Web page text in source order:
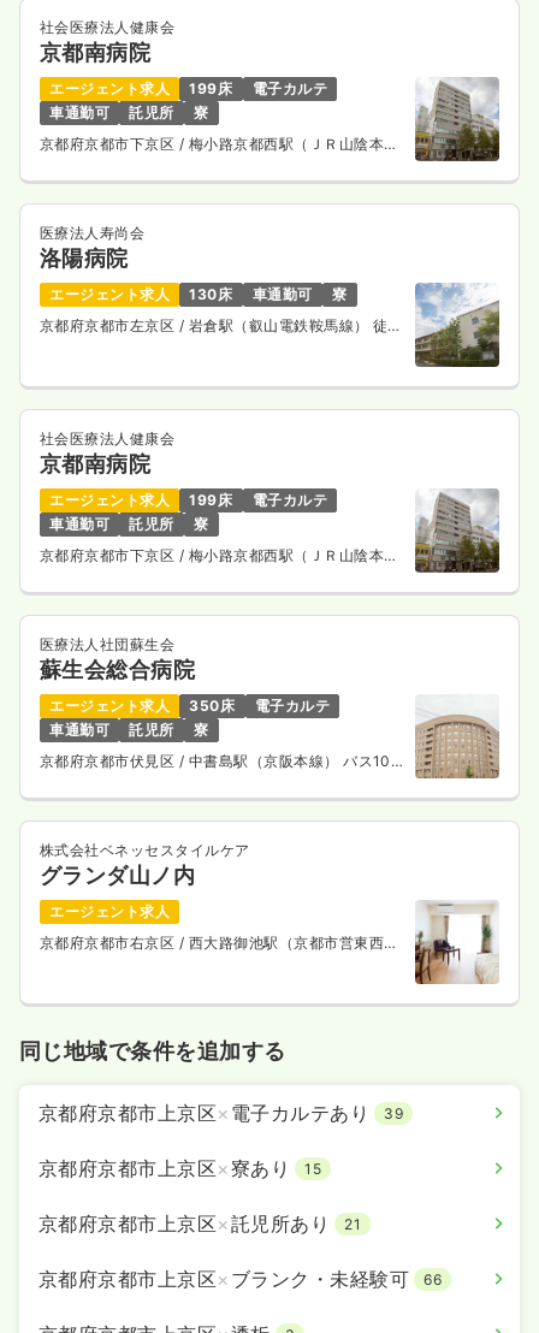
検診・健診保健師 一般病院
日勤のみ（常勤） 一時募集休止
給与 25.7
時間 8:30～17:00
月給27万円以上可
気になる 詳細を見る
訪問看護 正看護師
日勤のみ（常勤） 一時募集休止
給与 お問い合わせください
時間 8:30～17:00
社会医療法人健康会
京都南病院
エージェント求人 199床
電子カルテ
車通勤可
託児所
寮
京都府京都市下京区 / 梅小路京都西駅（ＪＲ山陰本
医療法人寿尚会
洛陽病院
エージェント求人 130床 車通勤可
寮
京都府京都市左京区 / 岩倉駅（叡山電鉄鞍馬線） 徒歩
社会医療法人健康会
京都南病院
エージェント求人 199床
電子カルテ
車通勤可
託児所
寮
京都府京都市下京区 / 梅小路京都西駅（ＪＲ山陰本
医療法人社団蘇生会
蘇生会総合病院
エージェント求人 350床
電子カルテ
車通勤可
託児所
寮
京都府京都市伏見区 / 中書島駅（京阪本線） バス10
株式会社ベネッセスタイルケア
グランダ山ノ内
エージェント求人
京都府京都市右京区 / 西大路御池駅（京都市営東西
同じ地域で条件を追加する
京都府京都市上京区× 電子カルテあり 39
京都府京都市上京区×寮あり 15
京都府京都市上京区×託児所あり 21
京都府京都市上京区× ブランク・未経験可 66